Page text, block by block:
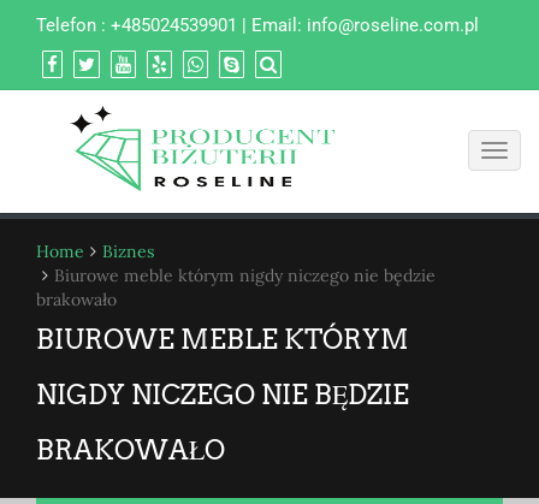
Telefon : +485024539901 | Email: info@roseline.com.pl
Home
Biznes
Biurowe meble którym nigdy niczego nie będzie
brakowało
BIUROWE MEBLE KTÓRYM
NIGDY NICZEGO NIE BĘDZIE
BRAKOWAŁO